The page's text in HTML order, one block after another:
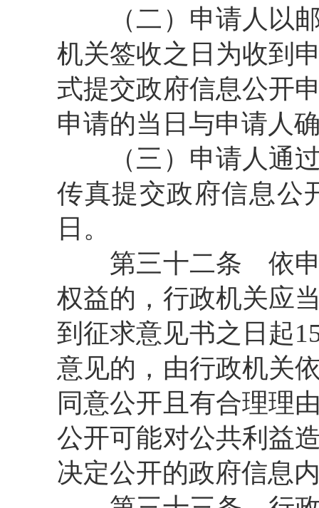
（二）申请人以邮
机关签收之日为收到
式提交政府信息公开
申请的当日与申请人
（三）申请人通过
传真提交政府信息公
日。
第三十二条 依申
权益的，行政机关应
到征求意见书之日起
意见的，由行政机关
同意公开且有合理理
公开可能对公共利益
决定公开的政府信息